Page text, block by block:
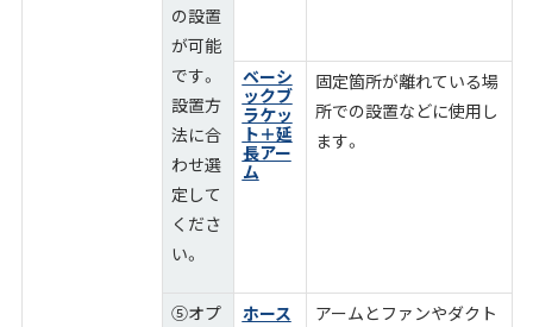
の設置
が可能
です。
設置方
法に合
わせ選
定して
くださ
い。
ベーシ
ックブ
ラケッ
ト＋延
長アー
ム
固定箇所が離れている場
所での設置などに使用し
ます。
⑤オプ
ホース
アームとファンやダクト